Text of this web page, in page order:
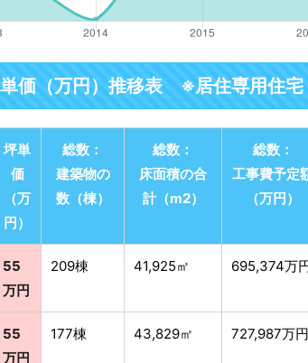
価（万円）推移表 ※居住専用住宅
坪単
価
（万
円）
総数：
建築物の
数（棟）
総数：
床面積の合
計（m2）
総数：
工事費予定
（万円）
55
万円
209棟 41,925㎡ 695,374万
55
万円
177棟 43,829㎡ 727,987万円